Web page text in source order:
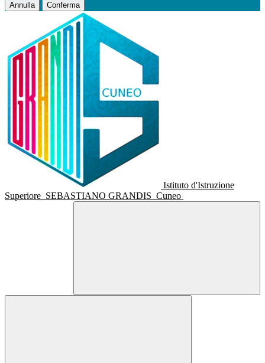
Annulla Conferma
Istituto d'Istruzione
Superiore SEBASTIANO GRANDIS Cuneo